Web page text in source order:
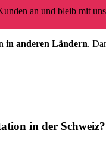
an und bleib mit
in anderen Ländern.
in der Schweiz?